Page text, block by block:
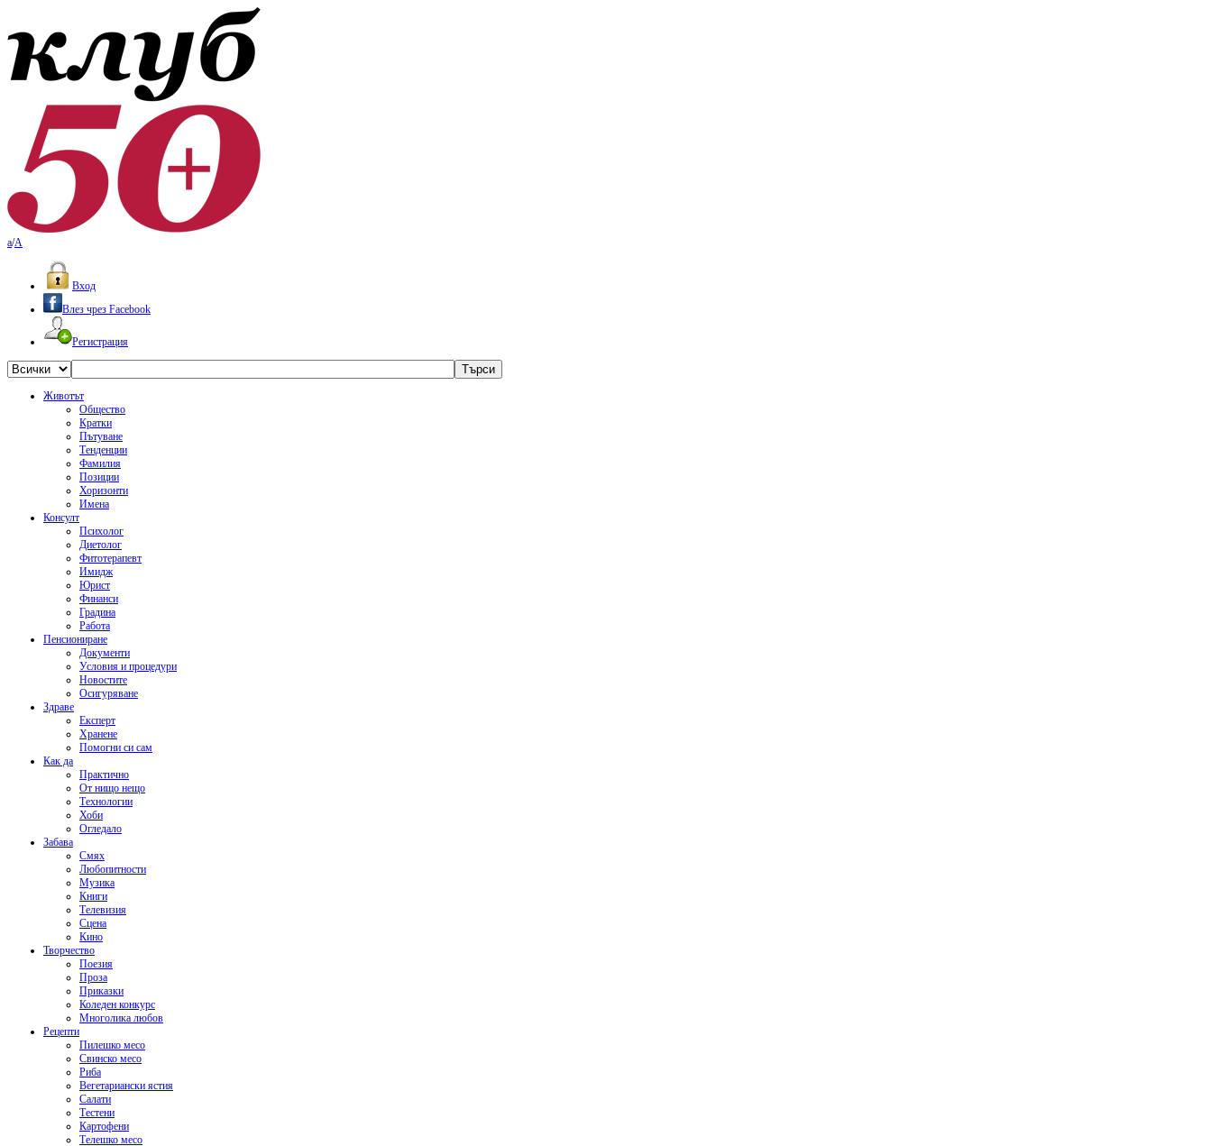
a/A
Вход
Влез чрез Facebook
Регистрация
Животът
Общество
Кратки
Пътуване
Тенденции
Фамилия
Позиции
Хоризонти
Имена
Консулт
Психолог
Диетолог
Фитотерапевт
Имидж
Юрист
Финанси
Градина
Работа
Пенсиониране
Документи
Условия и процедури
Новостите
Осигуряване
Здраве
Експерт
Хранене
Помогни си сам
Как да
Практично
От нищо нещо
Технологии
Хоби
Огледало
Забава
Смях
Любопитности
Музика
Книги
Телевизия
Сцена
Кино
Творчество
Поезия
Проза
Приказки
Коледен конкурс
Многолика любов
Рецепти
Пилешко месо
Свинско месо
Риба
Вегетариански ястия
Салати
Тестени
Картофени
Телешко месо